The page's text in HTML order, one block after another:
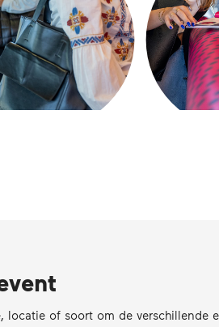
locatie of soort om de verschillende